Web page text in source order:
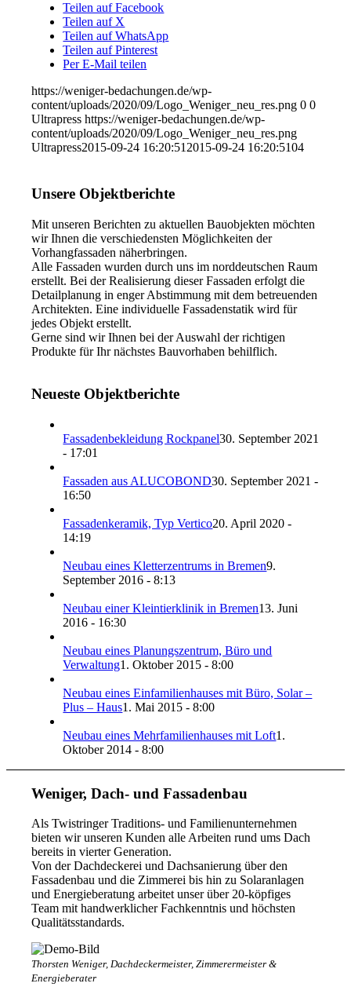
Teilen auf Facebook
Teilen auf X
Teilen auf WhatsApp
Teilen auf Pinterest
Per E-Mail teilen
https://weniger-bedachungen.de/wp-
content/uploads/2020/09/Logo_Weniger_neu_res.png 0 0
Ultrapress https://weniger-bedachungen.de/wp-
content/uploads/2020/09/Logo_Weniger_neu_res.png
Ultrapress2015-09-24 16:20:51 2015-09-24 16:20:5104
Unsere Objektberichte
Mit unseren Berichten zu aktuellen Bauobjekten möchten
wir Ihnen die verschiedensten Möglichkeiten der
Vorhangfassaden näherbringen.
Alle Fassaden wurden durch uns im norddeutschen Raum
erstellt. Bei der Realisierung dieser Fassaden erfolgt die
Detailplanung in enger Abstimmung mit dem betreuenden
Architekten. Eine individuelle Fassadenstatik wird für
jedes Objekt erstellt.
Gerne sind wir Ihnen bei der Auswahl der richtigen
Produkte für Ihr nächstes Bauvorhaben behilflich.
Neueste Objektberichte
Fassadenbekleidung Rockpanel30. September 2021
- 17:01
Fassaden aus ALUCOBOND30. September 2021 -
16:50
Fassadenkeramik, Typ Vertico20. April 2020 -
14:19
Neubau eines Kletterzentrums in Bremen9.
September 2016 - 8:13
Neubau einer Kleintierklinik in Bremen13. Juni
2016 - 16:30
Neubau eines Planungszentrum, Büro und
Verwaltung1. Oktober 2015 - 8:00
Neubau eines Einfamilienhauses mit Büro, Solar –
Plus – Haus1. Mai 2015 - 8:00
Neubau eines Mehrfamilienhauses mit Loft1.
Oktober 2014 - 8:00
Weniger, Dach- und Fassadenbau
Als Twistringer Traditions- und Familienunternehmen
bieten wir unseren Kunden alle Arbeiten rund ums Dach
bereits in vierter Generation.
Von der Dachdeckerei und Dachsanierung über den
Fassadenbau und die Zimmerei bis hin zu Solaranlagen
und Energieberatung arbeitet unser über 20-köpfiges
Team mit handwerklicher Fachkenntnis und höchsten
Qualitätsstandards.
Thorsten Weniger, Dachdeckermeister, Zimmerermeister &
Energieberater